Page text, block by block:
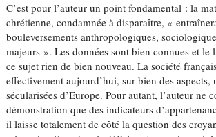
C’est pour l’auteur un point fondamental : la
chrétienne, condamnée à disparaître, «
bouleversements anthropologiques,
majeurs ». Les données sont bien connues et le
ce sujet rien de bien nouveau. La société
effectivement aujourd’hui, sur bien des aspects,
sécularisées d’Europe. Pour autant, l’auteur ne
démonstration que des indicateurs
il laisse totalement de côté la question des